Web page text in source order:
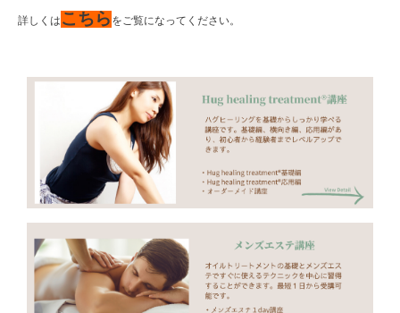
詳しくは こちら をご覧になってください。